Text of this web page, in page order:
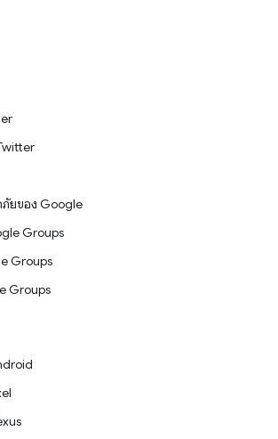
ยของ Google
Groups
Groups
Groups